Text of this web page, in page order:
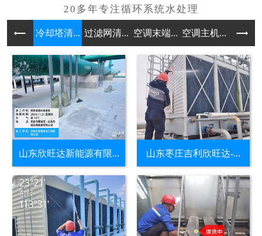
冷却塔清... 过滤网清... 空调末端... 空调主机... 水处
山东欣旺达新能源有限... 山东枣庄吉利欣旺达-...